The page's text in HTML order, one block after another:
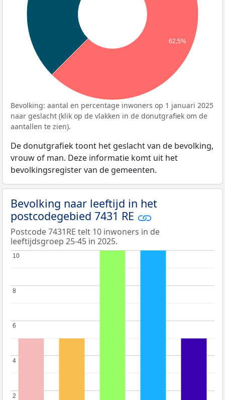
62,5%
Bevolking: aantal en percentage inwoners op 1 januari 2025
naar geslacht (klik op de vlakken in de donutgrafiek om de
aantallen te zien).
De donutgrafiek toont het geslacht van de bevolking,
vrouw of man. Deze informatie komt uit het
bevolkingsregister van de gemeenten.
Bevolking naar leeftijd in het
postcodegebied 7431 RE
Postcode 7431RE telt 10 inwoners in de
leeftijdsgroep 25-45 in 2025.
2
2
4
4
6
6
8
8
10
10